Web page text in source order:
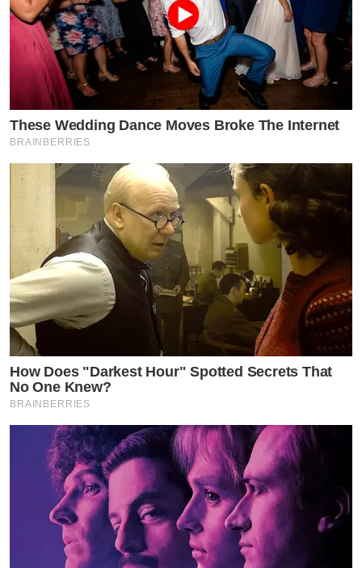
These Wedding Dance Moves Broke The Internet
BRAINBERRIES
How Does "Darkest Hour" Spotted Secrets That
No One Knew?
BRAINBERRIES